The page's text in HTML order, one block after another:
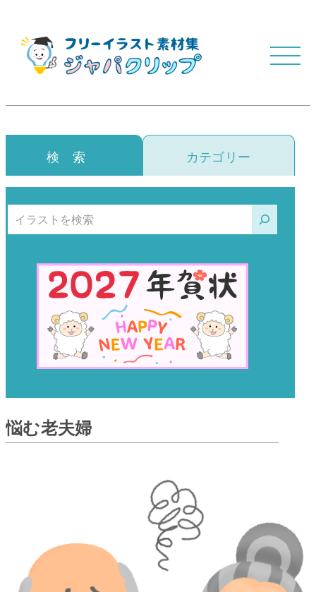
検 索 カテゴリー
検索
悩む老夫婦